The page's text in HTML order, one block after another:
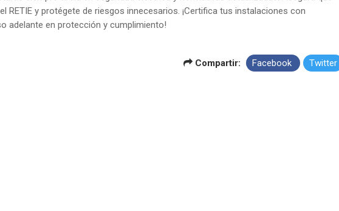
RETIE y protégete de riesgos innecesarios. ¡Certifica tus instalaciones con
adelante en protección y cumplimiento!
Compartir: Facebook Twitter